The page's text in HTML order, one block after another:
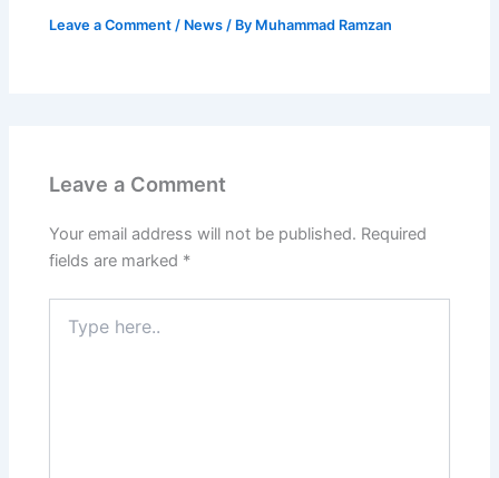
Leave a Comment / News / By Muhammad Ramzan
Leave a Comment
Your email address will not be published. Required
fields are marked *
here..